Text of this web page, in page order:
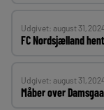
Udgivet: august 31,
FC Nordsjælland
Udgivet: august 31,
Måber over